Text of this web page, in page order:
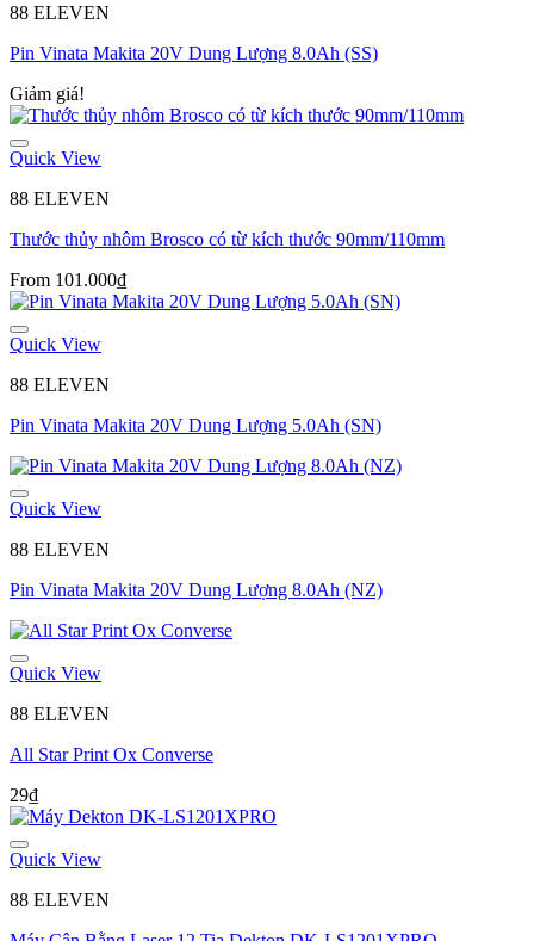
88 ELEVEN
Pin Vinata Makita 20V Dung Lượng 8.0Ah (SS)
Giảm giá!
Quick View
88 ELEVEN
Thước thủy nhôm Brosco có từ kích thước 90mm/110mm
From 101.000₫
Quick View
88 ELEVEN
Pin Vinata Makita 20V Dung Lượng 5.0Ah (SN)
Quick View
88 ELEVEN
Pin Vinata Makita 20V Dung Lượng 8.0Ah (NZ)
Quick View
88 ELEVEN
All Star Print Ox Converse
29₫
Quick View
88 ELEVEN